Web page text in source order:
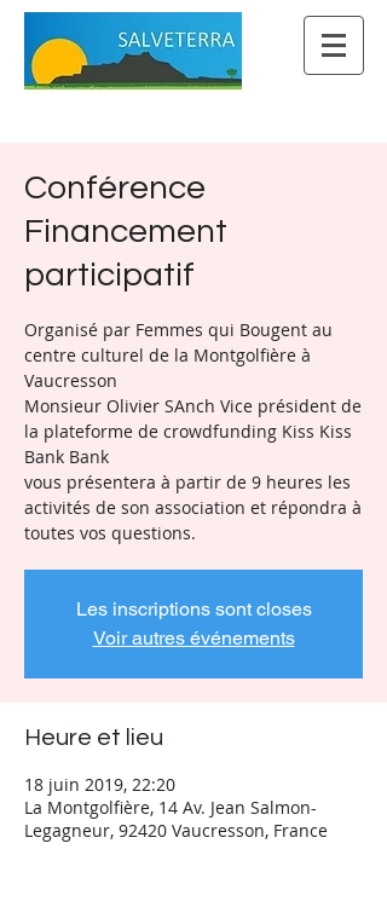
Conférence
Financement
participatif
Organisé par Femmes qui Bougent au
centre culturel de la Montgolfière à
Vaucresson
Monsieur Olivier SAnch Vice président de
la plateforme de crowdfunding Kiss Kiss
Bank Bank
vous présentera à partir de 9 heures les
activités de son association et répondra à
Les inscriptions sont closes
Voir autres événements
Heure et lieu
18 juin 2019, 22:20
La Montgolfière, 14 Av. Jean Salmon-
Legagneur, 92420 Vaucresson, France